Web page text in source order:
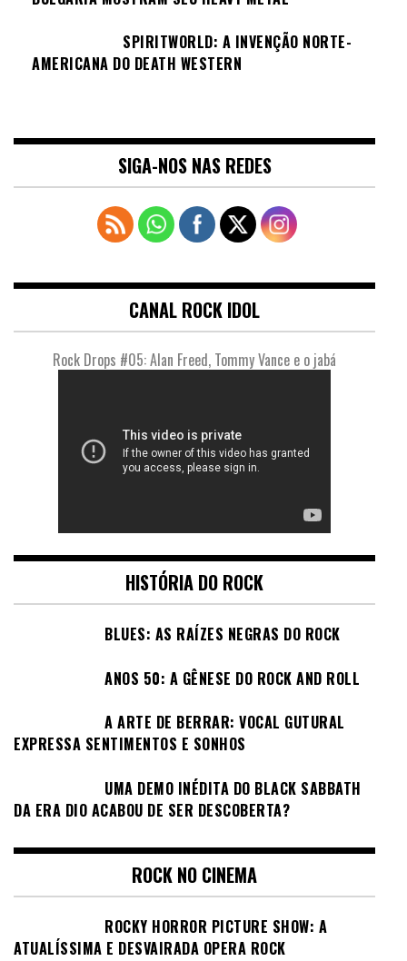
SPIRITWORLD: A INVENÇÃO NORTE-
AMERICANA DO DEATH WESTERN
SIGA-NOS NAS REDES
CANAL ROCK IDOL
Rock Drops #05: Alan Freed, Tommy Vance e o jabá
HISTÓRIA DO ROCK
BLUES: AS RAÍZES NEGRAS DO ROCK
ANOS 50: A GÊNESE DO ROCK AND ROLL
A ARTE DE BERRAR: VOCAL GUTURAL
EXPRESSA SENTIMENTOS E SONHOS
UMA DEMO INÉDITA DO BLACK SABBATH
DA ERA DIO ACABOU DE SER DESCOBERTA?
ROCK NO CINEMA
ROCKY HORROR PICTURE SHOW: A
ATUALÍSSIMA E DESVAIRADA OPERA ROCK